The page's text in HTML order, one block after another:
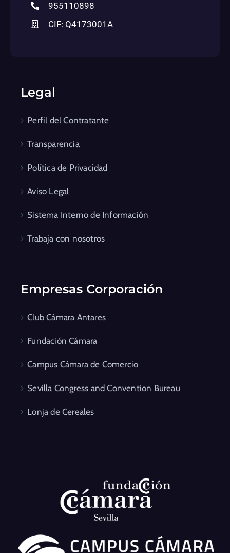
955110898
CIF: Q4173001A
Legal
Perfil del Contratante
Transparencia
Política de Privacidad
Aviso Legal
Sistema Interno de Información
Trabaja con nosotros
Empresas Corporación
Club Cámara Antares
Fundación Cámara
Campus Cámara de Comercio
Sevilla Congress and Convention Bureau
Lonja de Cereales